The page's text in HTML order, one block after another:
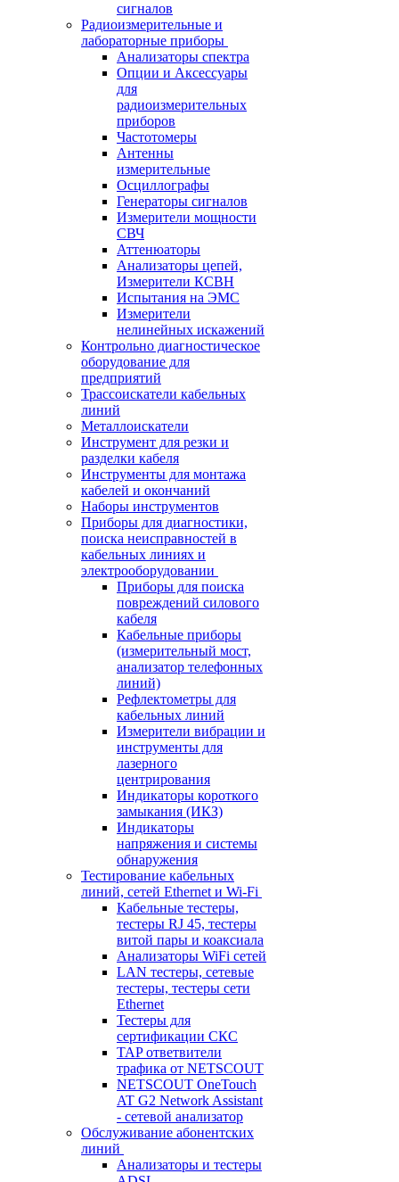
сигналов
Радиоизмерительные и
лабораторные приборы
Анализаторы спектра
Опции и Аксессуары
для
радиоизмерительных
приборов
Частотомеры
Антенны
измерительные
Осциллографы
Генераторы сигналов
Измерители мощности
СВЧ
Аттенюаторы
Анализаторы цепей,
Измерители КСВН
Испытания на ЭМС
Измерители
нелинейных искажений
Контрольно диагностическое
оборудование для
предприятий
Трассоискатели кабельных
линий
Металлоискатели
Инструмент для резки и
разделки кабеля
Инструменты для монтажа
кабелей и окончаний
Наборы инструментов
Приборы для диагностики,
поиска неисправностей в
кабельных линиях и
электрооборудовании
Приборы для поиска
повреждений силового
кабеля
Кабельные приборы
(измерительный мост,
анализатор телефонных
линий)
Рефлектометры для
кабельных линий
Измерители вибрации и
инструменты для
лазерного
центрирования
Индикаторы короткого
замыкания (ИКЗ)
Индикаторы
напряжения и системы
обнаружения
Тестирование кабельных
линий, сетей Ethernet и Wi-Fi
Кабельные тестеры,
тестеры RJ 45, тестеры
витой пары и коаксиала
Анализаторы WiFi сетей
LAN тестеры, сетевые
тестеры, тестеры сети
Ethernet
Тестеры для
сертификации СКС
TAP ответвители
трафика от NETSCOUT
NETSCOUT OneTouch
AT G2 Network Assistant
- сетевой анализатор
Обслуживание абонентских
линий
Анализаторы и тестеры